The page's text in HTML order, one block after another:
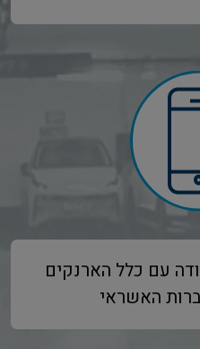
עם כלל הארנקים
האשראי